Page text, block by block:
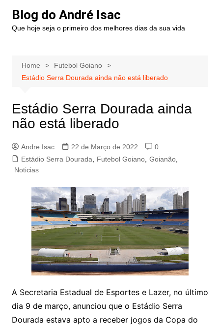
Blog do André Isac
Que hoje seja o primeiro dos melhores dias da sua vida
Home
Futebol Goiano
Estádio Serra Dourada ainda não está liberado
Estádio Serra Dourada ainda
não está liberado
Andre Isac 22 de Março de 2022
0
Estádio Serra Dourada
Futebol Goiano, Goianão,
Noticias
A Secretaria Estadual de Esportes e Lazer, no último
dia 9 de março, anunciou que o Estádio Serra
Dourada estava apto a receber jogos da Copa do